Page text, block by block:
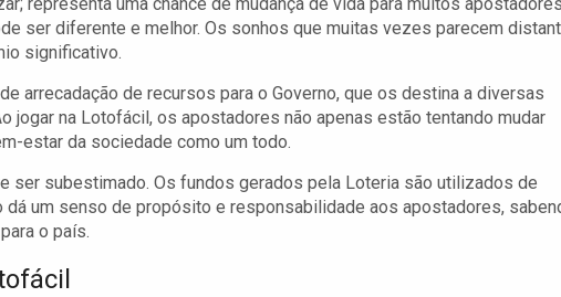
representa uma chance de mudança de vida para muitos
ser diferente e melhor. Os sonhos que muitas vezes parecem
significativo.
arrecadação de recursos para o Governo, que os destina a diversas
jogar na Lotofácil, os apostadores não apenas estão tentando mudar
estar da sociedade como um todo.
ser subestimado. Os fundos gerados pela Loteria são utilizados de
um senso de propósito e responsabilidade aos apostadores,
o país.